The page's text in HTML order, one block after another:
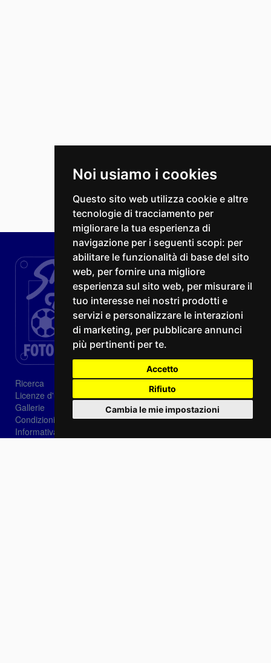
Noi usiamo i cookies
Questo sito web utilizza cookie e altre
tecnologie di tracciamento per
migliorare la tua esperienza di
navigazione per i seguenti scopi: per
abilitare le funzionalità di base del sito
web, per fornire una migliore
esperienza sul sito web, per misurare il
tuo interesse nei nostri prodotti e
servizi e personalizzare le interazioni
di marketing, per pubblicare annunci
più pertinenti per te.
Accetto
Rifiuto
Cambia le mie impostazioni
Ricerca
Licenze d'utilizzo
Gallerie
Condizioni di vendita
Informativa sui Cookie